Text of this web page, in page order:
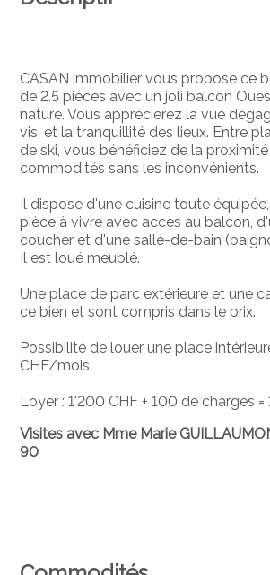
CASAN immobilier vous propose ce
de 2.5 pièces avec un joli balcon
nature. Vous apprécierez la vue
vis, et la tranquillité des lieux. Entre
de ski, vous bénéficiez de la
commodités sans les inconvénients.
Il dispose d'une cuisine toute
pièce à vivre avec accès au balcon,
coucher et d'une salle-de-bain
Il est loué meublé.
Une place de parc extérieure et une
ce bien et sont compris dans le prix.
Possibilité de louer une place
CHF/mois.
Loyer : 1'200 CHF + 100 de charges
Visites avec Mme Marie
90